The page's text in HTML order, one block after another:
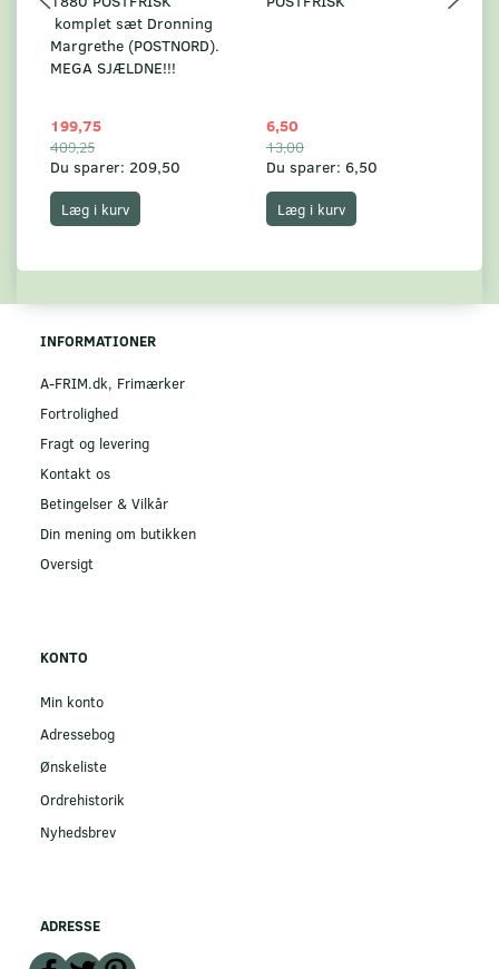
komplet sæt Dronning
Margrethe (POSTNORD).
MEGA SJÆLDNE!!!
199,75
409,25
Du sparer: 209,50
Læg i kurv
6,50
13,00
Du sparer: 6,50
Læg i kurv
INFORMATIONER
A-FRIM.dk, Frimærker
Fortrolighed
Fragt og levering
Kontakt os
Betingelser & Vilkår
Din mening om butikken
Oversigt
KONTO
Min konto
Adressebog
Ønskeliste
Ordrehistorik
Nyhedsbrev
ADRESSE